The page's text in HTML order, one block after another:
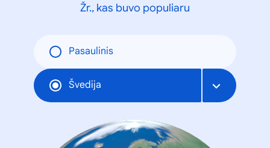
Žr., kas buvo populiaru
Pasaulinis
Švedija